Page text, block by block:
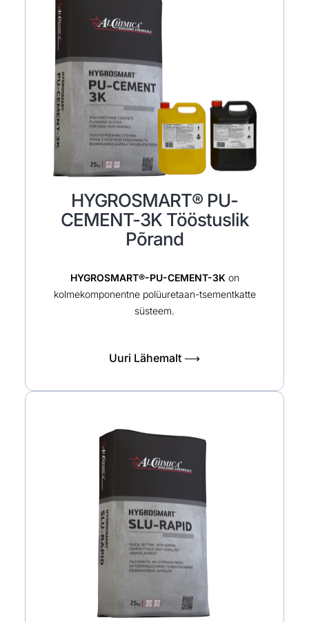
HYGROSMART® PU-
CEMENT-3K Tööstuslik
Põrand
HYGROSMART®-PU-CEMENT-3K on
kolmekomponentne polüuretaan-tsementkatte
süsteem.
Uuri Lähemalt ⟶